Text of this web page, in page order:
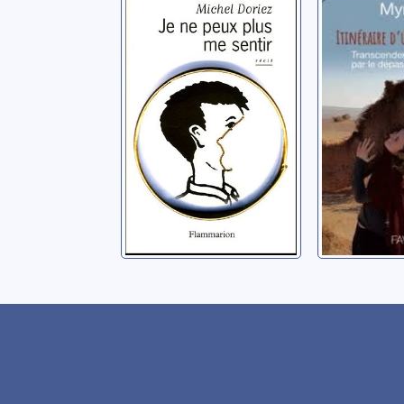
Je ne peux plus
me sentir: récit
Doriez, Michel
soi